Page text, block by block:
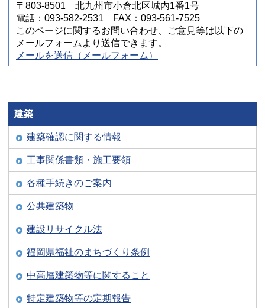
〒803-8501 北九州市小倉北区城内1番1号
電話：093-582-2531 FAX：093-561-7525
このページに関するお問い合わせ、ご意見等は以下の
メールフォームより送信できます。
メールを送信（メールフォーム）
建築
建築確認に関する情報
工事関係書類・施工要領
各種手続きのご案内
公共建築物
建設リサイクル法
福岡県福祉のまちづくり条例
中高層建築物等に関すること
特定建築物等の定期報告